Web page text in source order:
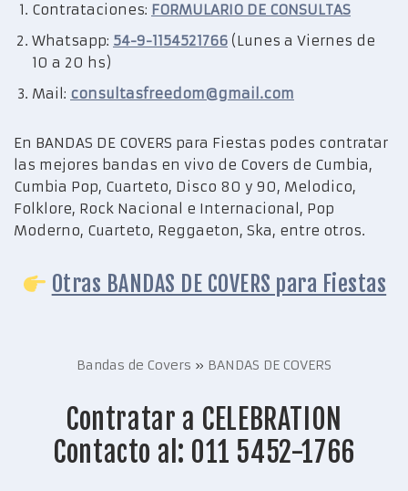
Contrataciones: FORMULARIO DE CONSULTAS
Whatsapp: 54-9-1154521766 (Lunes a Viernes de
10 a 20 hs)
Mail: consultasfreedom@gmail.com
En BANDAS DE COVERS para Fiestas podes contratar
las mejores bandas en vivo de Covers de Cumbia,
Cumbia Pop, Cuarteto, Disco 80 y 90, Melodico,
Folklore, Rock Nacional e Internacional, Pop
Moderno, Cuarteto, Reggaeton, Ska, entre otros.
Otras BANDAS DE COVERS para Fiestas
Bandas de Covers » BANDAS DE COVERS
Contratar a CELEBRATION
Contacto al: 011 5452-1766